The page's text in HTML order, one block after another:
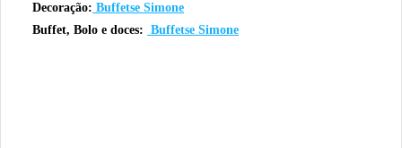
Decoração: Buffetse Simone
Buffet, Bolo e doces: Buffetse Simone